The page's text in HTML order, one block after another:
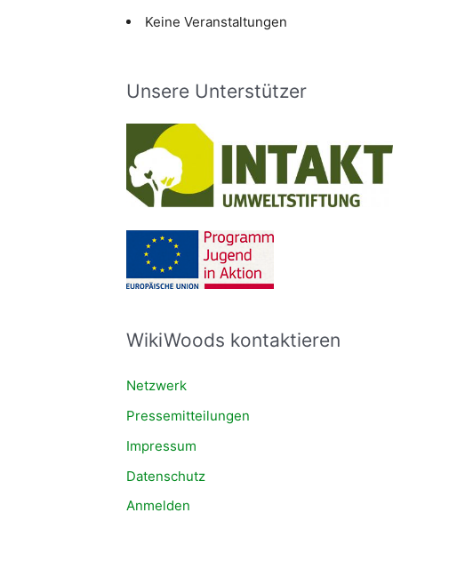
Keine Veranstaltungen
Unsere Unterstützer
WikiWoods kontaktieren
Netzwerk
Pressemitteilungen
Impressum
Datenschutz
Anmelden